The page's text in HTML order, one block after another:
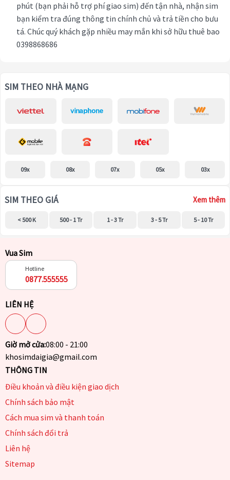
phút (bạn phải hỗ trợ phí giao sim) đến tận nhà, nhận sim
bạn kiểm tra đúng thông tin chính chủ và trả tiền cho bưu
tá. Chúc quý khách gặp nhiều may mắn khi sở hữu thuê bao
0398868686
SIM THEO NHÀ MẠNG
09x 08x 07x 05x 03x
SIM THEO GIÁ Xem thêm
< 500 K 500 - 1 Tr 1 - 3 Tr 3 - 5 Tr 5 - 10 Tr
Vua Sim
Hotline
0877.555555
LIÊN HỆ
Giờ mở cửa:08:00 - 21:00
khosimdaigia@gmail.com
THÔNG TIN
Điều khoản và điều kiện giao dịch
Chính sách bảo mật
Cách mua sim và thanh toán
Chính sách đổi trả
Liên hệ
Sitemap